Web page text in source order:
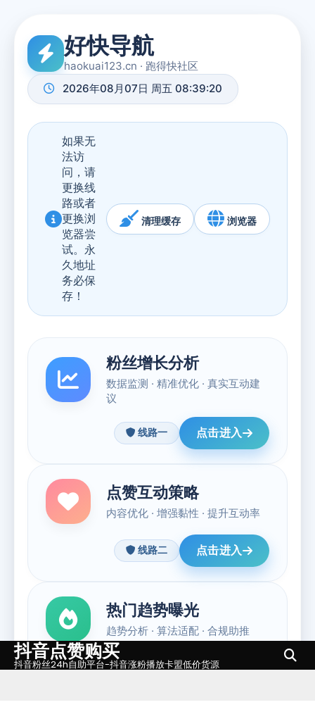
Skip抖音点赞购买
抖音粉丝24h自助平台-抖音涨粉播放卡盟低价货源